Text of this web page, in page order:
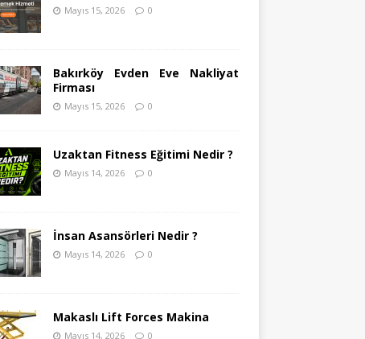
Mayıs 15, 2026 0
Bakırköy Evden Eve Nakliyat
Firması
Mayıs 15, 2026 0
Uzaktan Fitness Eğitimi Nedir ?
Mayıs 14, 2026 0
İnsan Asansörleri Nedir ?
Mayıs 14, 2026 0
Makaslı Lift Forces Makina
Mayıs 14, 2026 0